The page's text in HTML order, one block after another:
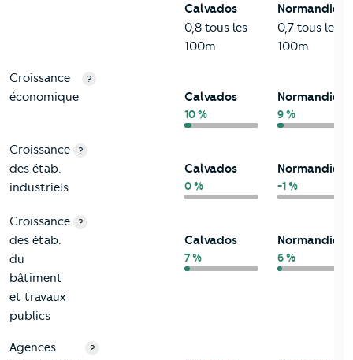
Calvados
0,8 tous les
100m
Normandie
0,7 tous les
100m
Croissance
économique
?
Calvados
10 %
Normandie
9 %
Croissance
des étab.
industriels
?
Calvados
0 %
Normandie
-1 %
Croissance
des étab.
du
bâtiment
et travaux
publics
?
Calvados
7 %
Normandie
6 %
Agences
?